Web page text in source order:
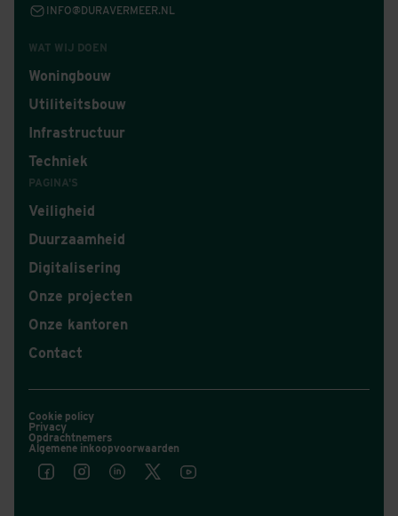
WAT WIJ DOEN
Woningbouw
Utiliteitsbouw
Infrastructuur
Techniek
PAGINA'S
Veiligheid
Duurzaamheid
Digitalisering
Onze projecten
Onze kantoren
Contact
INFO@DURAVERMEER.NL
Cookie policy
Privacy
Opdrachtnemers
Algemene inkoopvoorwaarden